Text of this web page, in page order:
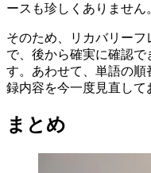
ースも珍しくありません
そのため、リカバリーフ
で、後から確実に確認
す。あわせて、単語の
録内容を今一度見直して
まとめ